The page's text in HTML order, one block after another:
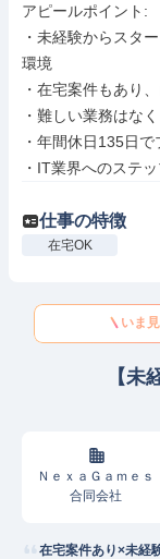
アピールポイント:
・未経験からスタ
環境
・在宅案件もあり
・難しい業務はな
・年間休日135日
・IT業界へのステ
仕事の特徴
在宅OK
いま
【未
ＮｅｘａＧａｍｅｓ
合同会社
在宅案件あり×未経